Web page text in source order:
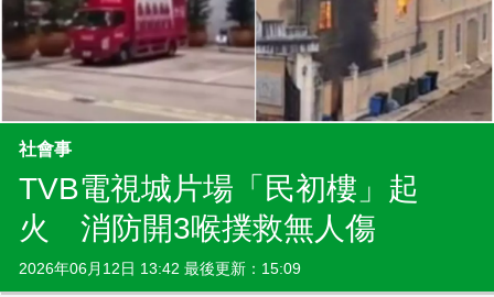
社會事
TVB電視城片場「民初樓」起
火 消防開3喉撲救無人傷
2026年06月12日 13:42 最後更新：15:09